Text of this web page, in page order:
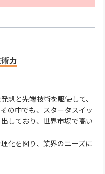
力
想と先端技術を駆使して、
の中でも、スタータスイッ
しており、世界市場で高い
化を図り、業界のニーズに